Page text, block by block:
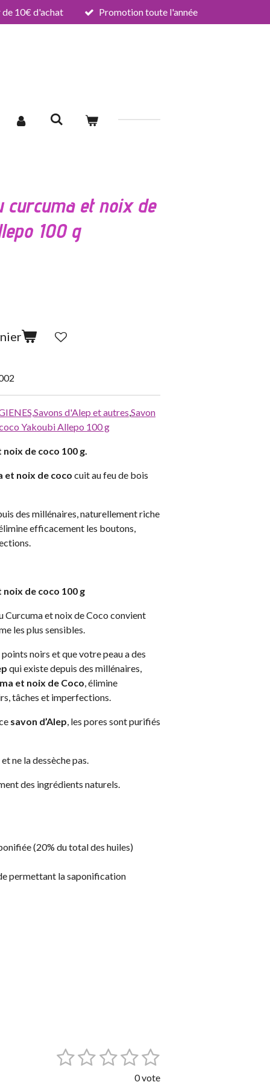
10€ d'achat Promotion toute l'année
curcuma et noix de
100 g
Savons d'Alep et autres Savon
Yakoubi Allepo 100 g
de coco 100 g.
et noix de coco cuit au feu de bois
des millénaires, naturellement riche
efficacement les boutons,
noix de coco 100 g
Curcuma et noix de Coco convient
les plus sensibles.
noirs et que votre peau a des
qui existe depuis des millénaires,
et noix de Coco , élimine
tâches et imperfections.
savon d’Alep , les pores sont purifiés
ne la dessèche pas.
des ingrédients naturels.
(20% du total des huiles)
permettant la saponification
1 2 3 4 5
é
v
0 vote